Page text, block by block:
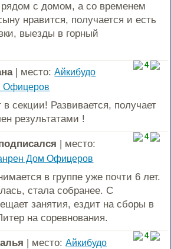
с домом, а со временем
нравится, получается и есть
выезды в горный
4
| место:Айкибудо
Офицеров
секции! Развивается, получает
результатами !
4
| место:
Дом Офицеров
в группе уже почти 6 лет.
стала собранее. С
занятия, ездит на сборы в
на соревнования.
4
| место:Айкибудо